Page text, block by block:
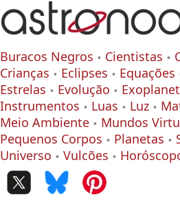
Buracos Negros Cientistas
Crianças
Eclipses Equações
Estrelas
Evolução
Instrumentos
Luas Luz
Meio Ambiente
Mundos
Pequenos Corpos
Planetas
Universo
Vulcões